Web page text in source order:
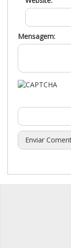
Mensagem: